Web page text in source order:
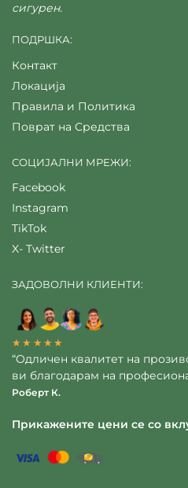
сигурен.
ПОДРШКА:
Контакт
Локација
Правила и Политика
Поврат на Средства
СОЦИЈАЛНИ МРЕЖИ:
Facebook
Instagram
TikTok
X- Twitter
ЗАДОВОЛНИ КЛИЕНТИ:
★★★★★
“Одличен квалитет на
ви благодарам на
Роберт К.
Прикажените цени се со